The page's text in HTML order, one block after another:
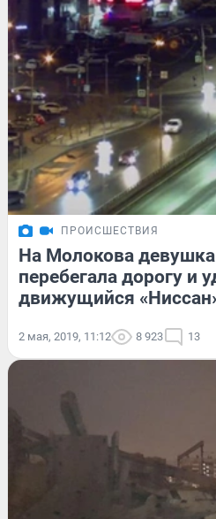
ПРОИСШЕСТВИЯ
На Молокова
перебегала дорогу и
движущийся
2 мая, 2019, 11:12 8 923 13